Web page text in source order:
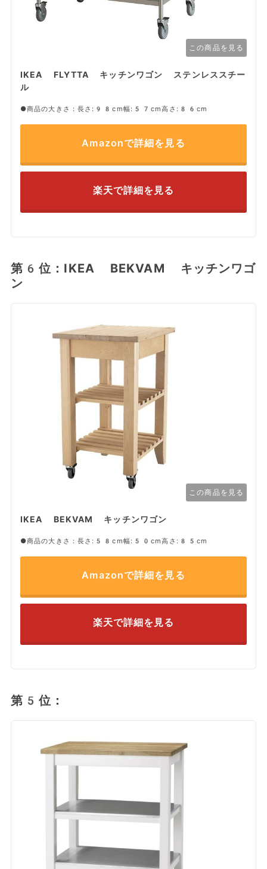
この商品を見る
IKEA FLYTTA キッチンワゴン ステンレススチー
ル
●商品の大きさ：長さ:98cm幅:57cm高さ:86cm
Amazonで詳細を見る
楽天で詳細を見る
第6位：IKEA BEKVAM キッチンワゴ
ン
この商品を見る
IKEA BEKVAM キッチンワゴン
●商品の大きさ：長さ:58cm幅:50cm高さ:85cm
Amazonで詳細を見る
楽天で詳細を見る
第5位：